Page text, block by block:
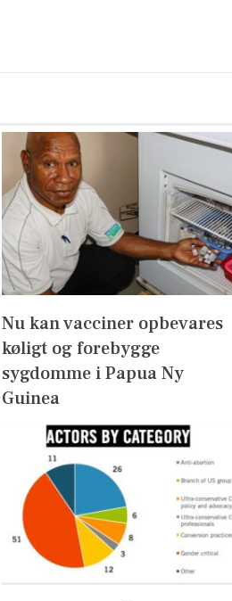
Nu kan vacciner opbevares
køligt og forebygge
sygdomme i Papua Ny
Guinea